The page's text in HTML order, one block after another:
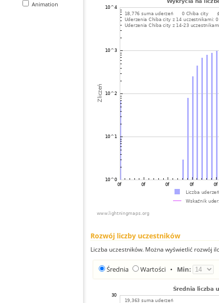
Animation
Rozwój liczby uczestników
Liczba uczestników. Można wyświetlić rozwój
Średnia Wartości • Min: